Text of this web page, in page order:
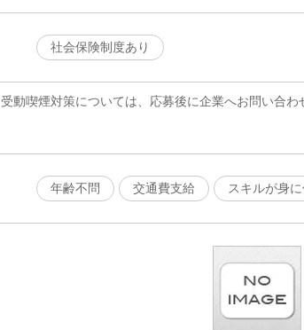
社会保険制度あり
受動喫煙対策については、応募後に企業へお問い合わ
年齢不問
交通費支給 スキルが身に